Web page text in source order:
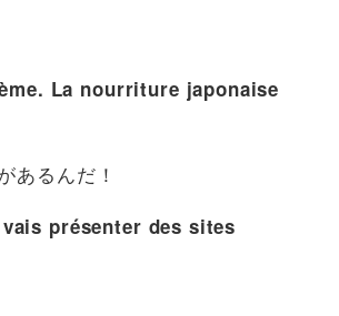
La nourriture japonaise
あるんだ！
présenter des sites